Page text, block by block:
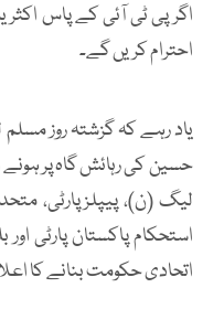
اگر پی ٹی آئی کے پاس
احترام کریں گے۔
یاد رہے کہ گزشتہ روز
حسین کی رہائش گاہ پر
لیگ (ن)، پیپلزپارٹی،
استحکام پاکستان پارٹی
اتحادی حکومت بنانے کا